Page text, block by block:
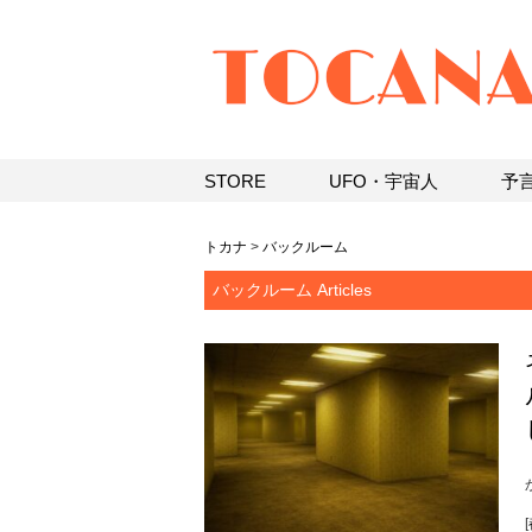
トカナ > バックルーム
バックルーム Articles
[
STORE UFO・宇宙人 予